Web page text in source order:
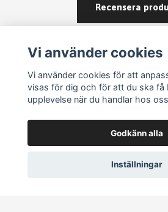
Recensera
Om köp och
Vi använder cookies
Vi använder cookies för att
visas för dig och för att du ska få
upplevelse när du handlar hos
Godkänn alla
Inställningar